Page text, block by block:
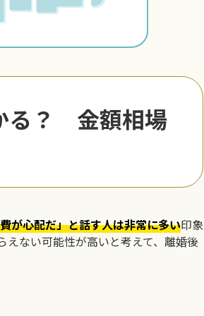
る？ 金額相場
が心配だ」と話す人は非常に多い印象
えない可能性が高いと考えて、離婚後